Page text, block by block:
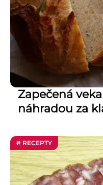
Zapečená
náhradou za
# RECEPTY